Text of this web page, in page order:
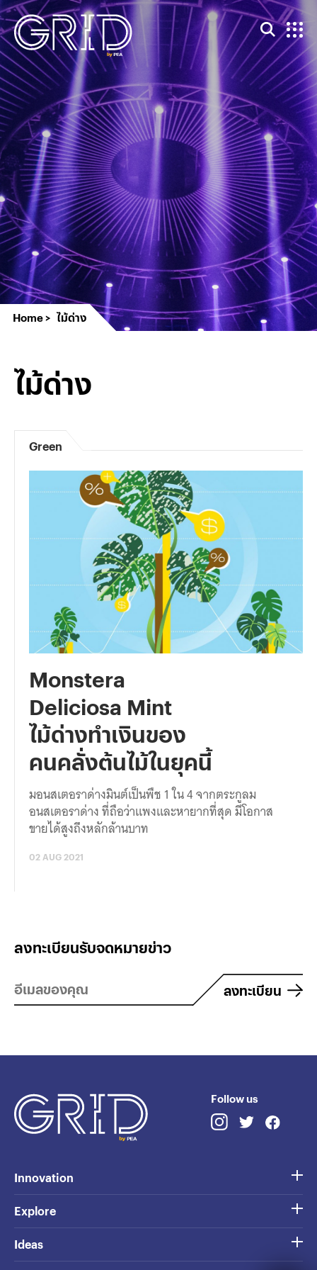
Home ไม้ด่าง
ไม้ด่าง
Green
Monstera
Deliciosa Mint
ไม้ด่างทำเงินของ
คนคลั่งต้นไม้ในยุคนี้
มอนสเตอราด่างมินต์เป็นพืช 1 ใน 4 จากตระกูลม
อนสเตอราด่าง ที่ถือว่าแพงและหายากที่สุด มีโอกาส
ขายได้สูงถึงหลักล้านบาท
02 AUG 2021
ลงทะเบียนรับจดหมายข่าว
ลงทะเบียน
Follow us
Innovation
Explore
Ideas